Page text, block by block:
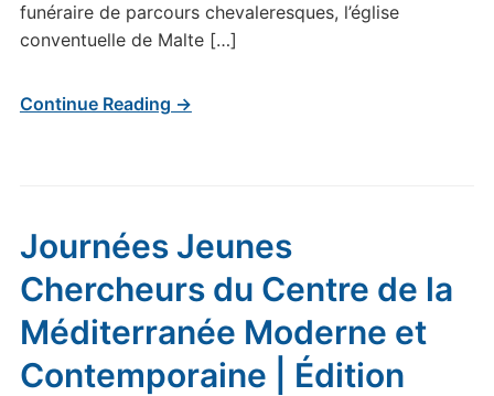
funéraire de parcours chevaleresques, l’église
conventuelle de Malte […]
Continue Reading →
Journées Jeunes
Chercheurs du Centre de la
Méditerranée Moderne et
Contemporaine | Édition